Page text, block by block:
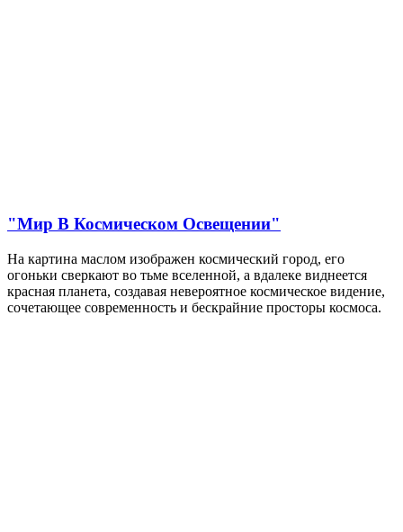
"Мир В Космическом Освещении"
На картина маслом изображен космический город, его
огоньки сверкают во тьме вселенной, а вдалеке виднеется
красная планета, создавая невероятное космическое видение,
сочетающее современность и бескрайние просторы космоса.